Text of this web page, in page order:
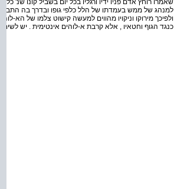
למנהג של ממש בעמדתו של הלל כלפי גופו ובדרך בה
ולפיכך מירוקו וניקויו מהווים למעשה קישוט צלמו של
כנגד הגוף וחטאיו , אלא קרבת א-לוהים אינטימית . יש